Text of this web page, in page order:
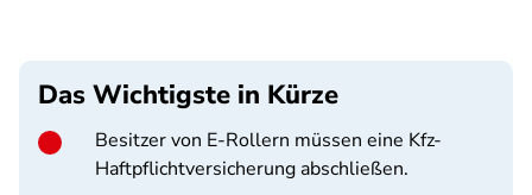
Das Wichtigste in Kürze
Besitzer von E-Rollern müssen eine Kfz-
Haftpflichtversicherung abschließen.